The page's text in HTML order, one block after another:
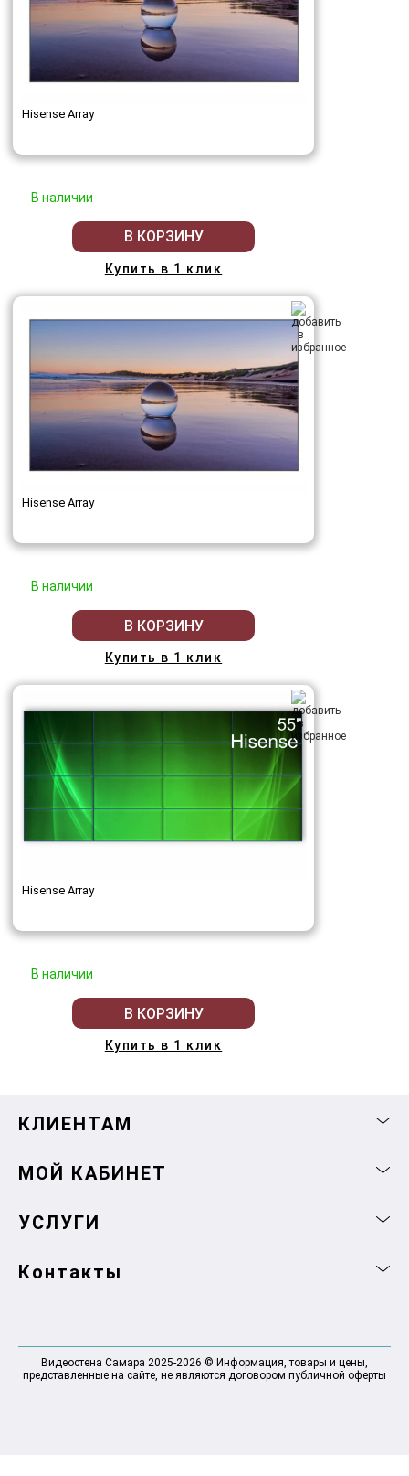
Hisense Array
В наличии
В КОРЗИНУ
Купить в 1 клик
Hisense Array
В наличии
В КОРЗИНУ
Купить в 1 клик
Hisense Array
В наличии
В КОРЗИНУ
Купить в 1 клик
КЛИЕНТАМ
МОЙ КАБИНЕТ
УСЛУГИ
Контакты
Видеостена Самара 2025-2026 © Информация, товары и цены,
представленные на сайте, не являются договором публичной оферты